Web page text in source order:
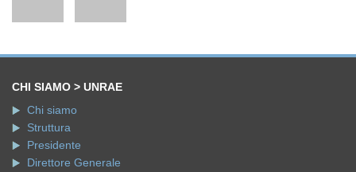
CHI SIAMO > UNRAE
Chi siamo
Struttura
Presidente
Direttore Generale